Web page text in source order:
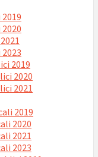
2019
2020
2021
2019
2020
2021
2023